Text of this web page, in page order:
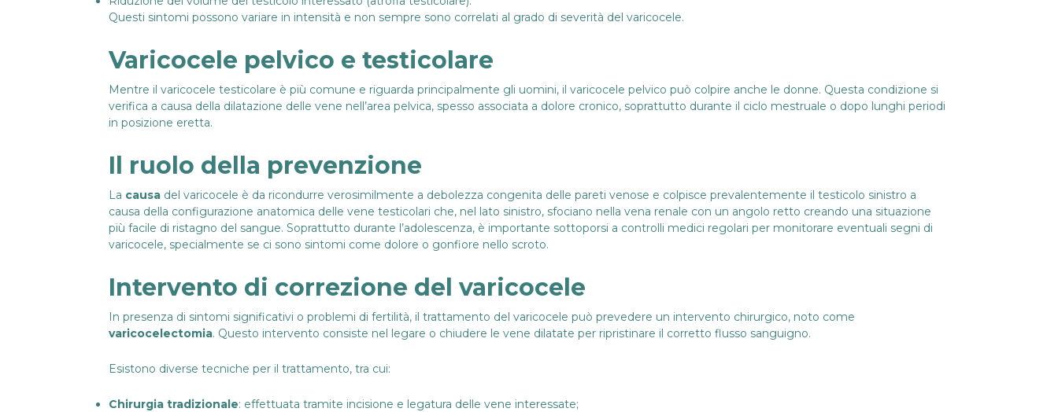
Questi sintomi possono variare in intensità e non sempre sono correlati al grado di severità del varicocele.
Varicocele pelvico e testicolare
Mentre il varicocele testicolare è più comune e riguarda principalmente gli uomini, il varicocele pelvico può colpire anche le donne. Questa condizione si
verifica a causa della dilatazione delle vene nell’area pelvica, spesso associata a dolore cronico, soprattutto durante il ciclo mestruale o dopo lunghi periodi
in posizione eretta.
Il ruolo della prevenzione
La causa del varicocele è da ricondurre verosimilmente a debolezza congenita delle pareti venose e colpisce prevalentemente il testicolo sinistro a
causa della configurazione anatomica delle vene testicolari che, nel lato sinistro, sfociano nella vena renale con un angolo retto creando una situazione
più facile di ristagno del sangue. Soprattutto durante l’adolescenza, è importante sottoporsi a controlli medici regolari per monitorare eventuali segni di
varicocele, specialmente se ci sono sintomi come dolore o gonfiore nello scroto.
Intervento di correzione del varicocele
In presenza di sintomi significativi o problemi di fertilità, il trattamento del varicocele può prevedere un intervento chirurgico, noto come
varicocelectomia. Questo intervento consiste nel legare o chiudere le vene dilatate per ripristinare il corretto flusso sanguigno.
Esistono diverse tecniche per il trattamento, tra cui:
Chirurgia tradizionale: effettuata tramite incisione e legatura delle vene interessate;